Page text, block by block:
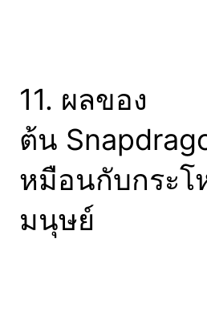
11. ผลของ
ต้น
หมือนกับกระโ
มนุษย์